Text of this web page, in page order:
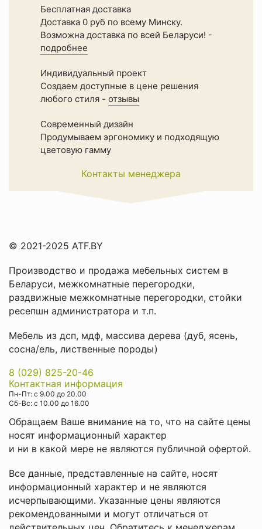
Бесплатная доставка
Доставка 0 руб по всему Минску.
Возможна доставка по всей Беларуси! -
подробнее
Индивидуальный проект
Создаем доступные в цене решения
любого стиля - отзывы
Современный дизайн
Продумываем эргономику и подходящую
цветовую гамму
Контакты менеджера
© 2021-2025 ATF.BY
Производство и продажа мебельных систем в
Беларуси, межкомнатные перегородки,
раздвижные межкомнатные перегородки, стойки
ресепшн администратора и т.п.
Мебель из дсп, мдф, массива дерева (дуб, ясень,
сосна/ель, лиственные породы)
8 (029) 825-20-46
Контактная информация
Пн-Пт: с 9.00 до 20.00
Cб-Вс: с 10.00 до 16.00
Обращаем Ваше внимание на то, что на сайте цены
носят информационный характер
и ни в какой мере не являются публичной офертой.
Все данные, представленные на сайте, носят
информационный характер и не являются
исчерпывающими. Указанные цены являются
рекомендованными и могут отличаться от